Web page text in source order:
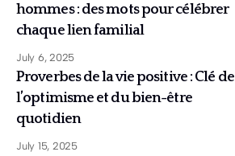
hommes : des mots pour célébrer
chaque lien familial
July 6, 2025
Proverbes de la vie positive : Clé de
l’optimisme et du bien-être
quotidien
July 15, 2025